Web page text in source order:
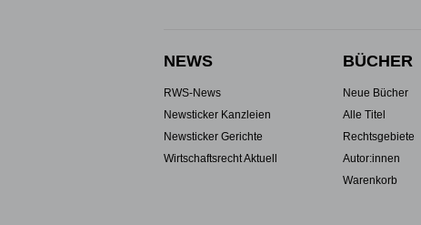
NEWS
RWS-News
Newsticker Kanzleien
Newsticker Gerichte
Wirtschaftsrecht Aktuell
BÜCHER
Neue Bücher
Alle Titel
Rechtsgebiete
Autor:innen
Warenkorb